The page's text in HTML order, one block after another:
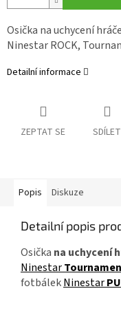
Osička na uchycení
Ninestar ROCK,
Detailní informace
ZEPTAT SE SDÍLET
Popis Diskuze
Detailní popis
Osička na uchycení
Ninestar
fotbálekNinestar